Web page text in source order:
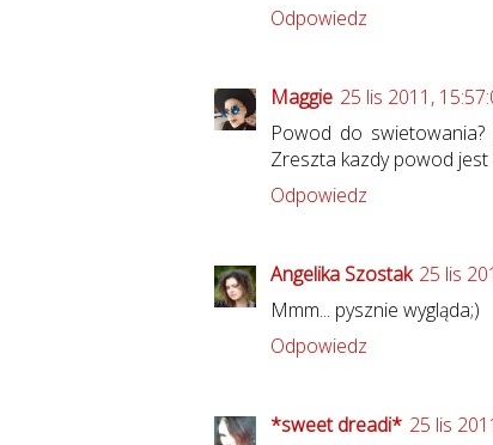
Odpowiedz
Maggie 25 lis 2011,
Powod do
Zreszta kazdy powod
Odpowiedz
Angelika Szostak 25 lis
Mmm... pysznie wygląda;)
Odpowiedz
*sweet dreadi* 25 lis